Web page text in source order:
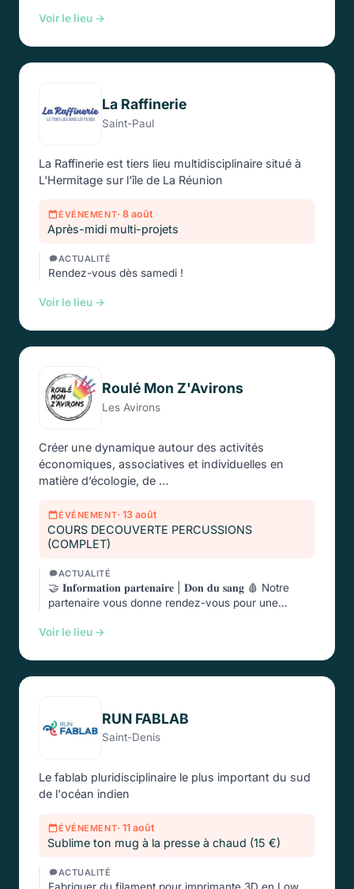
Voir le lieu →
La Raffinerie
Saint-Paul
La Raffinerie est tiers lieu multidisciplinaire situé à
L'Hermitage sur l'île de La Réunion
ÉVÉNEMENT· 8 août
Après-midi multi-projets
ACTUALITÉ
Rendez-vous dès samedi !
Voir le lieu →
Roulé Mon Z'Avirons
Les Avirons
Créer une dynamique autour des activités
économiques, associatives et individuelles en
matière d’écologie, de …
ÉVÉNEMENT· 13 août
COURS DECOUVERTE PERCUSSIONS
(COMPLET)
ACTUALITÉ
🤝 𝐈𝐧𝐟𝐨𝐫𝐦𝐚𝐭𝐢𝐨𝐧 𝐩𝐚𝐫𝐭𝐞𝐧𝐚𝐢𝐫𝐞 | 𝐃𝐨𝐧 𝐝𝐮 𝐬𝐚𝐧𝐠 🩸 Notre
partenaire vous donne rendez-vous pour une
Voir le lieu →
RUN FABLAB
Saint-Denis
Le fablab pluridisciplinaire le plus important du sud
de l'océan indien
ÉVÉNEMENT· 11 août
Sublime ton mug à la presse à chaud (15 €)
ACTUALITÉ